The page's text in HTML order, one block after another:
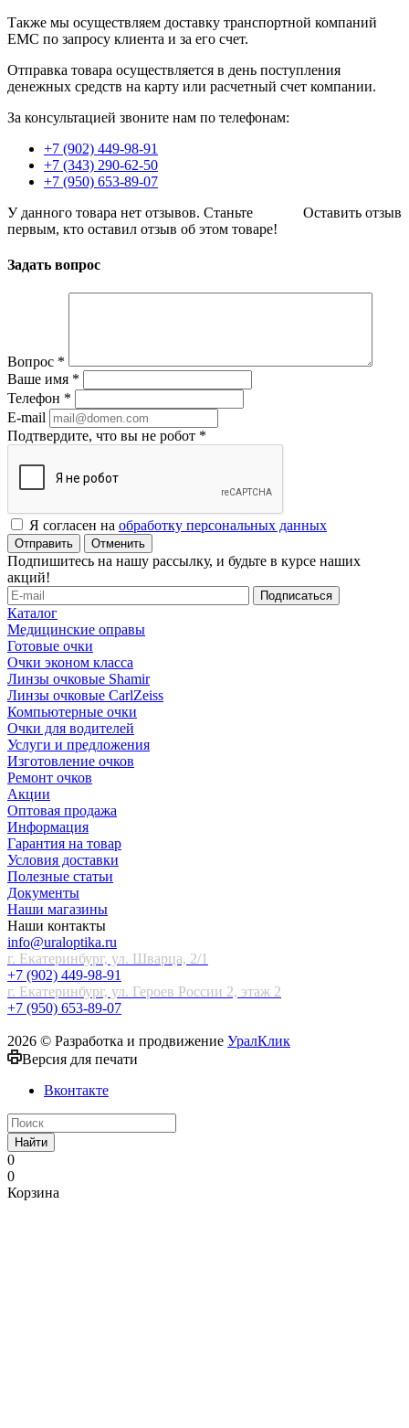
Также мы осуществляем доставку транспортной компаний
EMC по запросу клиента и за его счет.
Отправка товара осуществляется в день поступления
денежных средств на карту или расчетный счет компании.
За консультацией звоните нам по телефонам:
+7 (902) 449-98-91
+7 (343) 290-62-50
+7 (950) 653-89-07
Оставить отзыв
У данного товара нет отзывов. Станьте
первым, кто оставил отзыв об этом товаре!
Задать вопрос
Вопрос *
Ваше имя *
Телефон *
E-mail
Подтвердите, что вы не робот *
Я согласен на обработку персональных данных
Отменить
Подпишитесь на нашу рассылку, и будьте в курсе наших
акций!
Каталог
Медицинские оправы
Готовые очки
Очки эконом класса
Линзы очковые Shamir
Линзы очковые CarlZeiss
Компьютерные очки
Очки для водителей
Услуги и предложения
Изготовление очков
Ремонт очков
Акции
Оптовая продажа
Информация
Гарантия на товар
Условия доставки
Полезные статьи
Документы
Наши магазины
Наши контакты
info@uraloptika.ru
г. Екатеринбург, ул. Шварца, 2/1
+7 (902) 449-98-91
г. Екатеринбург, ул. Героев России 2, этаж 2
+7 (950) 653-89-07
2026 © Разработка и продвижение УралКлик
Версия для печати
Вконтакте
Найти
0
0
Корзина